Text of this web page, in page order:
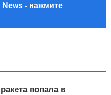
попала в
News - нажмите